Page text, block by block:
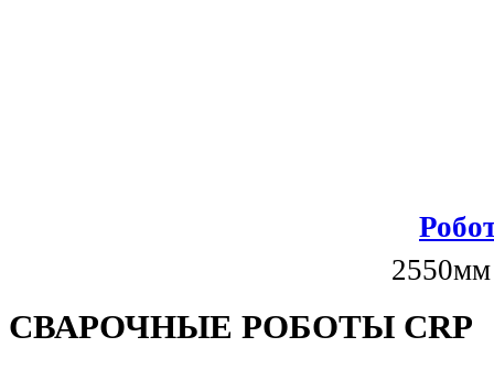
СВАРОЧНЫЕ РОБОТЫ CRP